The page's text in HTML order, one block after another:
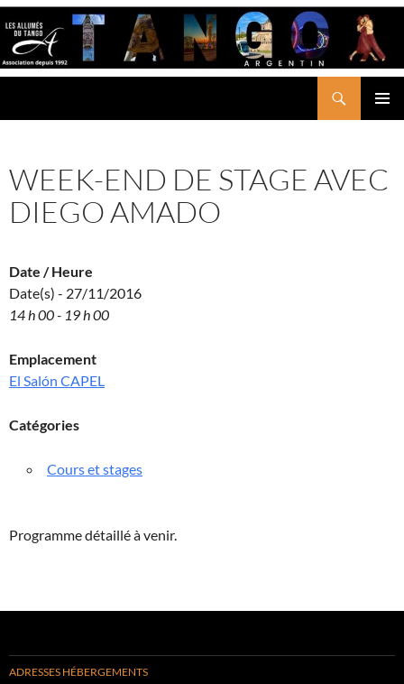
Aller
au
contenu
WEEK-END DE STAGE AVEC
DIEGO AMADO
Date / Heure
Date(s) - 27/11/2016
14 h 00 - 19 h 00
Emplacement
El Salón CAPEL
Catégories
Cours et stages
Programme détaillé à venir.
ADRESSES HÉBERGEMENTS